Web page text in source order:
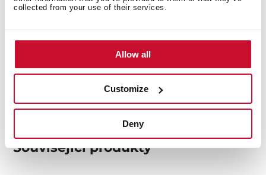
collected from your use of their services.
Allow all
Customize
Deny
Produktový list
Technický nákres
Snímky s vysokým rozlišením
Související produkty